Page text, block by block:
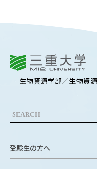
生物資源学部／生物資
受験生の方へ